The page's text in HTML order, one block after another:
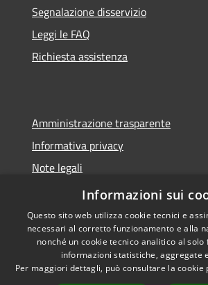
Segnalazione disservizio
Leggi le FAQ
Richiesta assistenza
Amministrazione trasparente
Informativa privacy
Note legali
Dichiarazione di accessibilità
Accessibilità
Informazioni sui
Questo sito web utilizza cookie tecnici e
necessari al corretto funzionamento e alla
nonché un cookie tecnico analitico al
informazioni statistiche, aggregate
Per maggiori dettagli, può consultare la cookie